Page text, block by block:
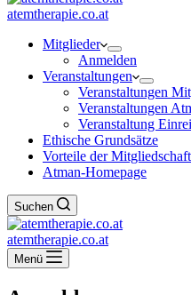
atemtherapie.co.at
Mitglieder
Anmelden
Veranstaltungen
Veranstaltungen
Veranstaltungen
Veranstaltung
Ethische Grundsätze
Vorteile der Mitgliedschaft
Atman-Homepage
Suchen
atemtherapie.co.at
Menü